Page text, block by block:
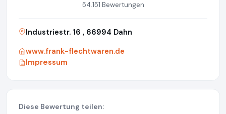
54.151 Bewertungen
Industriestr. 16 , 66994 Dahn
www.frank-flechtwaren.de
Impressum
Diese Bewertung teilen: